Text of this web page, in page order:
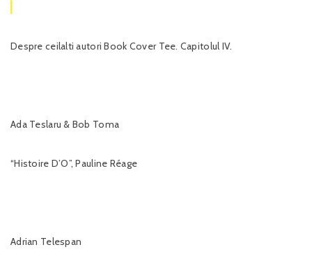
Despre ceilalti autori Book Cover Tee. Capitolul IV.
Ada Teslaru & Bob Toma
“Histoire D’O”, Pauline Réage
Adrian Telespan